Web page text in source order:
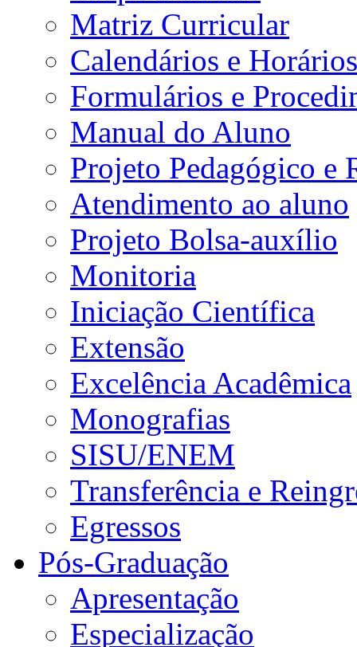
Matriz Curricular
Calendários e Horários
Formulários e
Manual do Aluno
Projeto Pedagógico e
Atendimento ao aluno
Projeto Bolsa-auxílio
Monitoria
Iniciação Científica
Extensão
Excelência Acadêmica
Monografias
SISU/ENEM
Transferência e
Egressos
Pós-Graduação
Apresentação
Especialização